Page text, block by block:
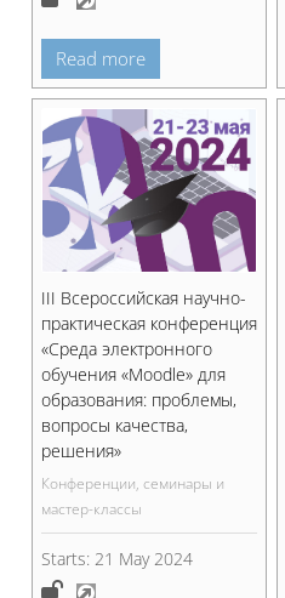
Read more
III Всероссийская научно-
практическая конференция
«Среда электронного
обучения «Moodle» для
образования: проблемы,
вопросы качества,
решения»
Конференции, семинары и
мастер-классы
Starts: 21 May 2024